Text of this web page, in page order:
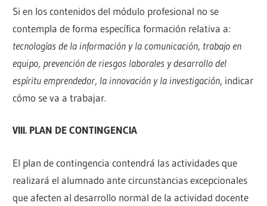
Si en los contenidos del módulo profesional no se
contempla de forma específica formación relativa a:
tecnologías de la información y la comunicación, trabajo en
equipo, prevención de riesgos laborales y desarrollo del
espíritu emprendedor, la innovación y la investigación, indicar
cómo se va a trabajar.
VIII. PLAN DE CONTINGENCIA
El plan de contingencia contendrá las actividades que
realizará el alumnado ante circunstancias excepcionales
que afecten al desarrollo normal de la actividad docente